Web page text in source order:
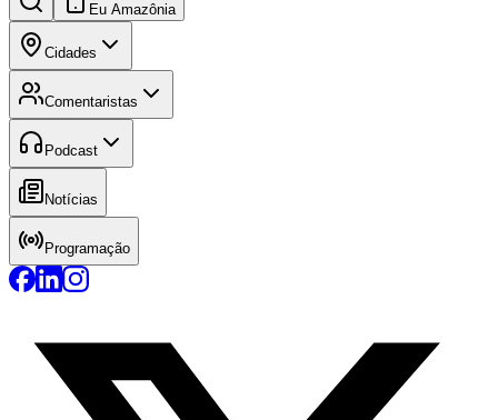
Eu Amazônia
Cidades
Comentaristas
Podcast
Notícias
Programação